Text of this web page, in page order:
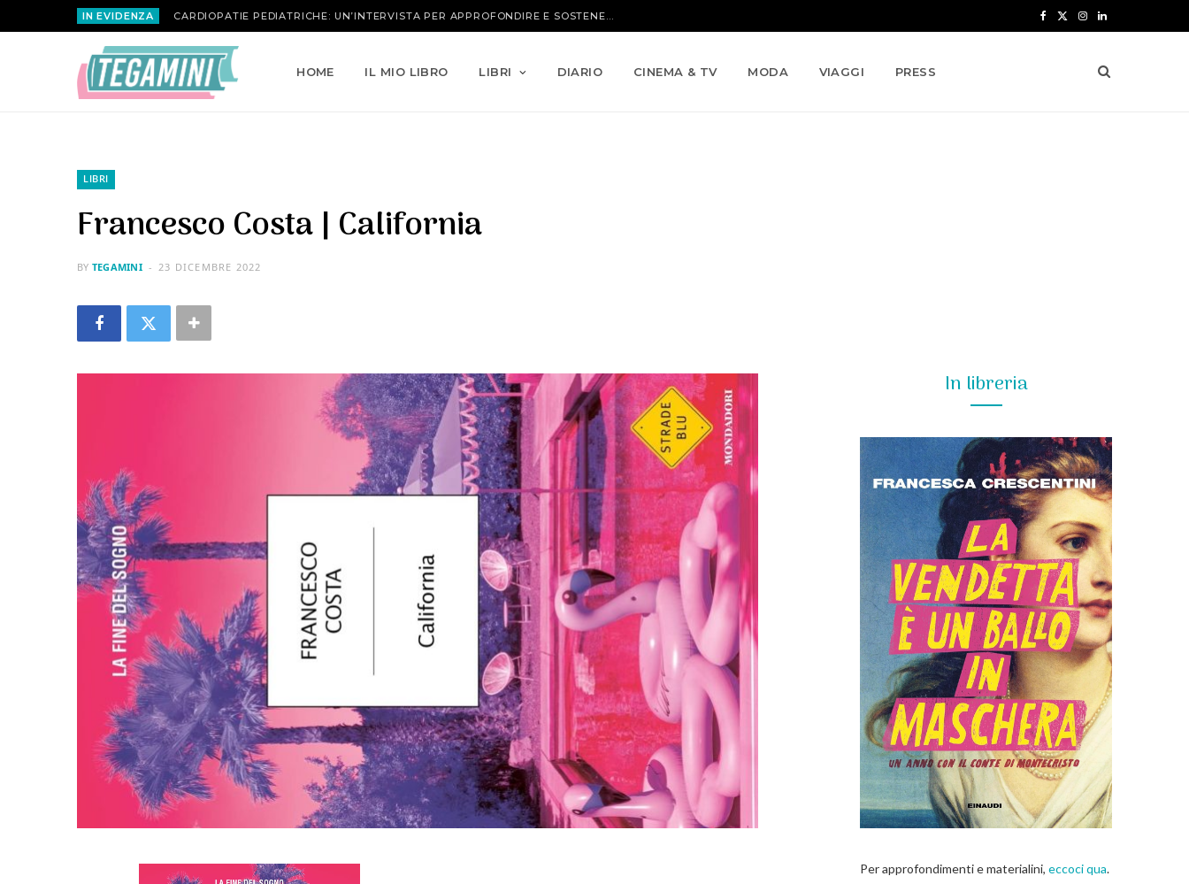
IN EVIDENZA MARIA ATTANASIO | LA ROSA INVERSA I L
n
HOME IL MIO LIBRO LIBRI DIARIO CINEMA & TV MODA VIAGGI PRESS
LIBRI
Francesco Costa | California
BY TEGAMINI 23 DICEMBRE 2022
In libreria
Per approfondimenti e materialini, eccoci qua.